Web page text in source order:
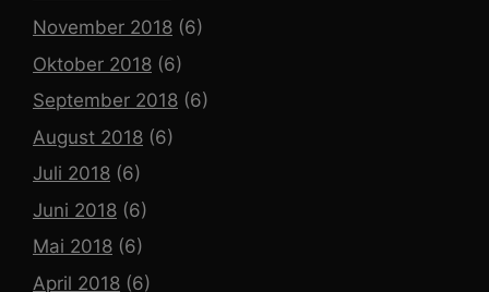
November 2018 (6)
Oktober 2018 (6)
September 2018 (6)
August 2018 (6)
Juli 2018 (6)
Juni 2018 (6)
Mai 2018 (6)
April 2018 (6)